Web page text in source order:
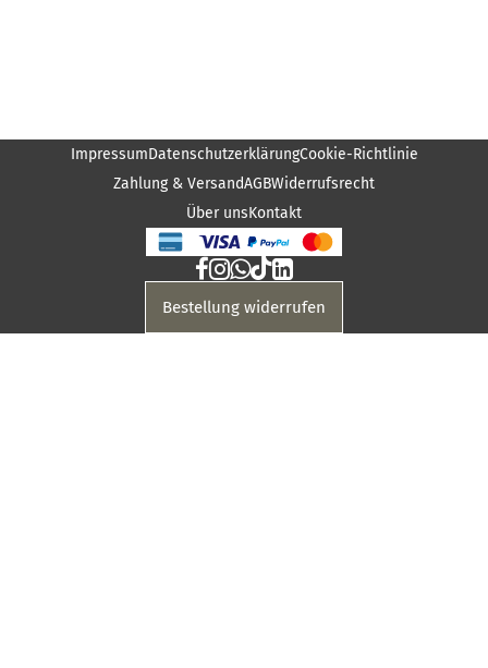
ImpressumDatenschutzerklärungCookie-Richtlinie
Zahlung & VersandAGBWiderrufsrecht
Über unsKontakt
Bestellung widerrufen